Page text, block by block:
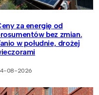
za energię od
bez zmian.
w południe, drożej
08-2026